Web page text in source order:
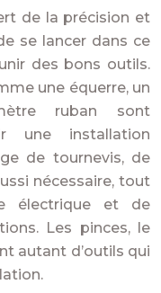
de la précision et
se lancer dans ce
des bons outils.
une équerre, un
ruban sont
une installation
de tournevis, de
nécessaire, tout
électrique et de
Les pinces, le
autant d’outils qui